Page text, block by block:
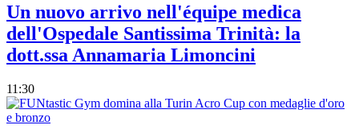
Un nuovo arrivo nell'équipe medica
dell'Ospedale Santissima Trinità: la
dott.ssa Annamaria Limoncini
11:30